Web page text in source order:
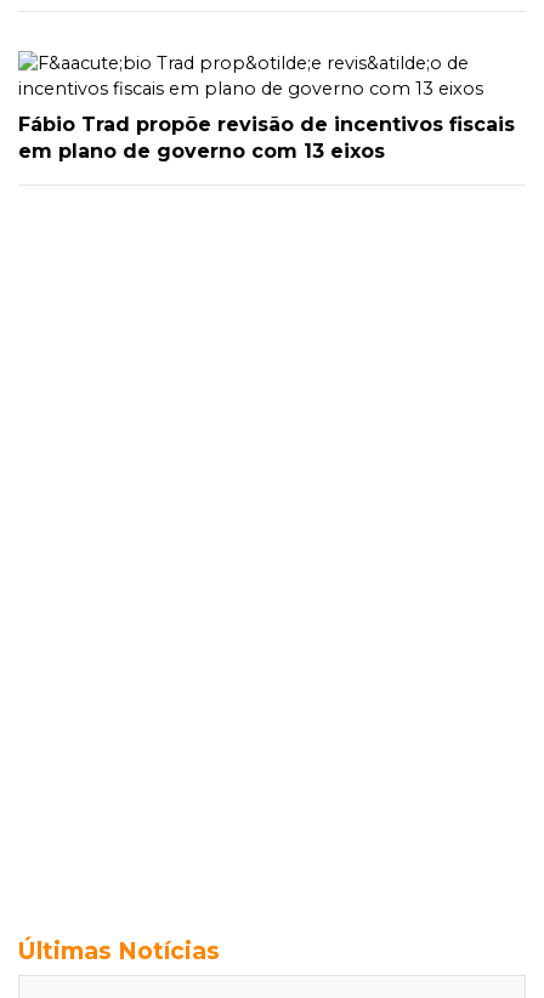
Fábio Trad propõe revisão de incentivos fiscais
em plano de governo com 13 eixos
Últimas Notícias